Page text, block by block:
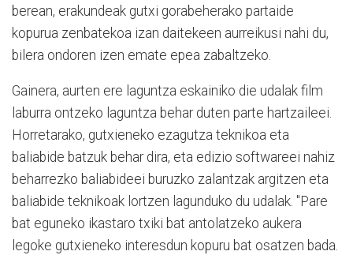
berean, erakundeak gutxi gorabeherako partaide
kopurua zenbatekoa izan daitekeen aurreikusi nahi du,
bilera ondoren izen emate epea zabaltzeko.
Gainera, aurten ere laguntza eskainiko die udalak film
laburra ontzeko laguntza behar duten parte hartzaileei.
Horretarako, gutxieneko ezagutza teknikoa eta
baliabide batzuk behar dira, eta edizio softwareei nahiz
beharrezko baliabideei buruzko zalantzak argitzen eta
baliabide teknikoak lortzen lagunduko du udalak. "Pare
bat eguneko ikastaro txiki bat antolatzeko aukera
legoke gutxieneko interesdun kopuru bat osatzen bada.